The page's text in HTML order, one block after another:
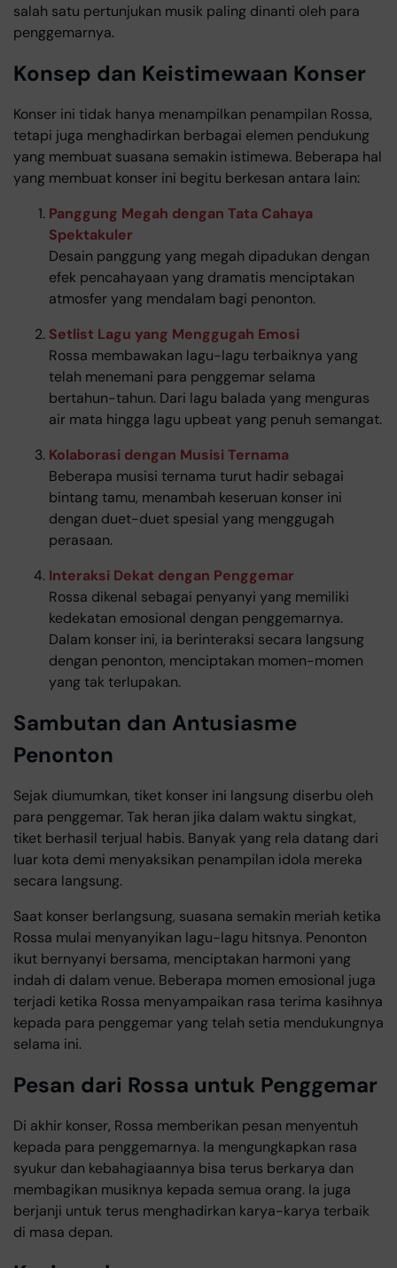
salah satu pertunjukan musik paling dinanti oleh para
penggemarnya.
Konsep dan Keistimewaan Konser
Konser ini tidak hanya menampilkan penampilan Rossa,
tetapi juga menghadirkan berbagai elemen pendukung
yang membuat suasana semakin istimewa. Beberapa hal
yang membuat konser ini begitu berkesan antara lain:
Panggung Megah dengan Tata Cahaya
Spektakuler
Desain panggung yang megah dipadukan dengan
efek pencahayaan yang dramatis menciptakan
atmosfer yang mendalam bagi penonton.
Setlist Lagu yang Menggugah Emosi
Rossa membawakan lagu-lagu terbaiknya yang
telah menemani para penggemar selama
bertahun-tahun. Dari lagu balada yang menguras
air mata hingga lagu upbeat yang penuh semangat.
Kolaborasi dengan Musisi Ternama
Beberapa musisi ternama turut hadir sebagai
bintang tamu, menambah keseruan konser ini
dengan duet-duet spesial yang menggugah
perasaan.
Interaksi Dekat dengan Penggemar
Rossa dikenal sebagai penyanyi yang memiliki
kedekatan emosional dengan penggemarnya.
Dalam konser ini, ia berinteraksi secara langsung
dengan penonton, menciptakan momen-momen
yang tak terlupakan.
Sambutan dan Antusiasme
Penonton
Sejak diumumkan, tiket konser ini langsung diserbu oleh
para penggemar. Tak heran jika dalam waktu singkat,
tiket berhasil terjual habis. Banyak yang rela datang dari
luar kota demi menyaksikan penampilan idola mereka
secara langsung.
Saat konser berlangsung, suasana semakin meriah ketika
Rossa mulai menyanyikan lagu-lagu hitsnya. Penonton
ikut bernyanyi bersama, menciptakan harmoni yang
indah di dalam venue. Beberapa momen emosional juga
terjadi ketika Rossa menyampaikan rasa terima kasihnya
kepada para penggemar yang telah setia mendukungnya
selama ini.
Pesan dari Rossa untuk Penggemar
Di akhir konser, Rossa memberikan pesan menyentuh
kepada para penggemarnya. Ia mengungkapkan rasa
syukur dan kebahagiaannya bisa terus berkarya dan
membagikan musiknya kepada semua orang. Ia juga
berjanji untuk terus menghadirkan karya-karya terbaik
di masa depan.